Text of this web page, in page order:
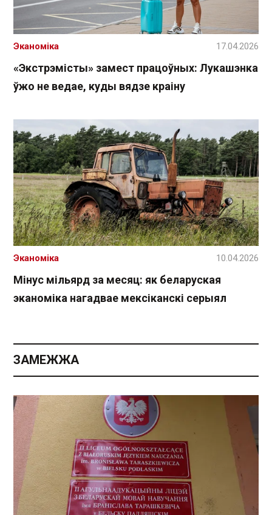
«Экстрэмісты» замест працоўных: Лукашэнка
ўжо не ведае, куды вядзе краіну
Эканоміка 17.04.2026
Мінус мільярд за месяц: як беларуская
эканоміка нагадвае мексіканскі серыял
Эканоміка 10.04.2026
ЗАМЕЖЖА